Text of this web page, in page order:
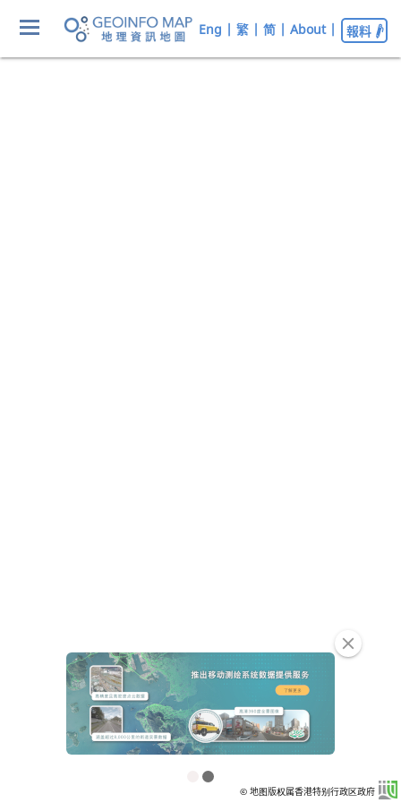
Eng | 繁 | 简 | About | 報料
© 地图版权属香港特别行政区政府
clear